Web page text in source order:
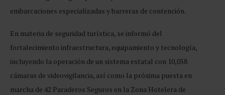
embarcaciones especializadas y barreras de contención.
En materia de seguridad turística, se informó del
fortalecimiento infraestructura, equipamiento y tecnología,
incluyendo la operación de un sistema estatal con 10,058
cámaras de videovigilancia, así como la próxima puesta en
marcha de 42 Paraderos Seguros en la Zona Hotelera de